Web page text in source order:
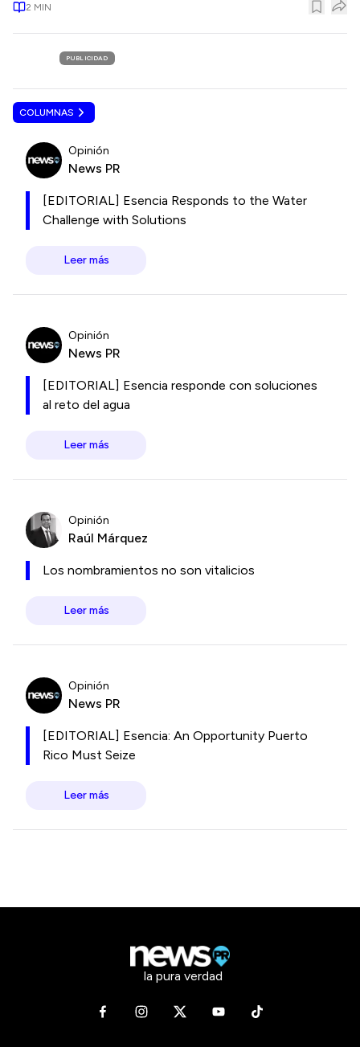
2 MIN
PUBLICIDAD
COLUMNAS
Opinión
News PR
[EDITORIAL] Esencia Responds to the Water
Challenge with Solutions
Leer más
Opinión
News PR
[EDITORIAL] Esencia responde con soluciones
al reto del agua
Leer más
Opinión
Raúl Márquez
Los nombramientos no son vitalicios
Leer más
Opinión
News PR
[EDITORIAL] Esencia: An Opportunity Puerto
Rico Must Seize
Leer más
la pura verdad